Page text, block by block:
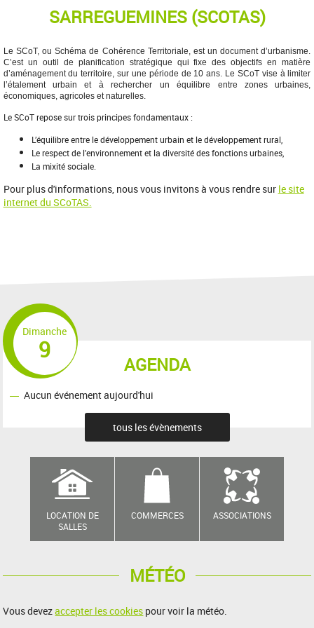
SARREGUEMINES (SCOTAS)
Le SCoT, ou Schéma de Cohérence Territoriale, est un document d’urbanisme.
C’est un outil de planification stratégique qui fixe des objectifs en matière
d’aménagement du territoire, sur une période de 10 ans. Le SCoT vise à limiter
l’étalement urbain et à rechercher un équilibre entre zones urbaines,
économiques, agricoles et naturelles.
Le SCoT repose sur trois principes fondamentaux :
L’équilibre entre le développement urbain et le développement rural,
Le respect de l’environnement et la diversité des fonctions urbaines,
La mixité sociale.
Pour plus d'informations, nous vous invitons à vous rendre sur le site
internet du SCoTAS.
AGENDA
Dimanche
9
Aucun événement aujourd'hui
tous les évènements
LOCATION DE
SALLES
COMMERCES ASSOCIATIONS
MÉTÉO
Vous devezaccepter les cookies pour voir la météo.